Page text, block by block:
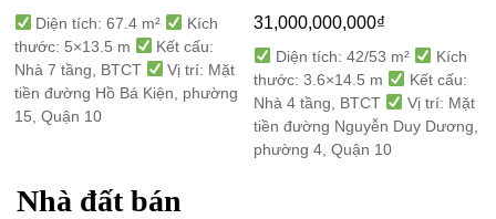
Diện tích: 67.4 m²
Kích
thước: 5×13.5 m
Kết cấu:
Nhà 7 tầng, BTCT
Vị trí: Mặt
tiền đường Hồ Bá Kiện, phường
15, Quận 10
31,000,000,000₫
Diện tích: 42/53 m²
Kích
thước: 3.6×14.5 m
Kết cấu:
Nhà 4 tầng, BTCT
Vị trí: Mặt
tiền đường Nguyễn Duy Dương,
phường 4, Quận 10
Nhà đất bán